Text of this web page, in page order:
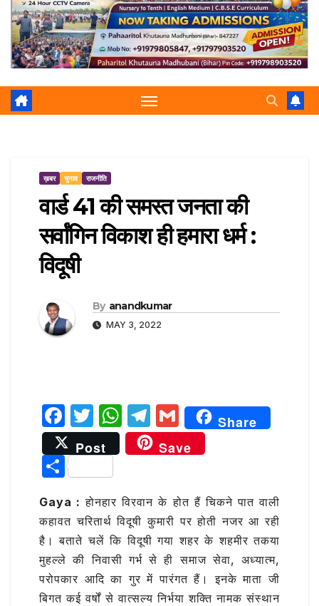
ख़बर चुनाव राजनीति
वार्ड 41 की समस्त जनता की
सर्वांगिन विकाश ही हमारा धर्म :
विदूषी
By anandkumar
MAY 3, 2022
F
a
c
e
b
o
o
k
T
w
it
te
r
W
h
at
A
p
p
T
el
e
ra
m
G
m
ai
Share
Post
Save
S
ar
e
Gaya : होनहार विरवान के होत हैं चिकने पात वाली
कहावत चरितार्थ विदूषी कुमारी पर होती नजर आ रही
है। बताते चलें कि विदूषी गया शहर के शहमीर तकया
मुहल्ले की निवासी गर्भ से ही समाज सेवा, अध्यात्म,
परोपकार आदि का गुर में पारंगत हैं। इनके माता जी
बिगत कई वर्षों से वात्सल्य निर्भया शक्ति नामक संस्थान
pa
m
e